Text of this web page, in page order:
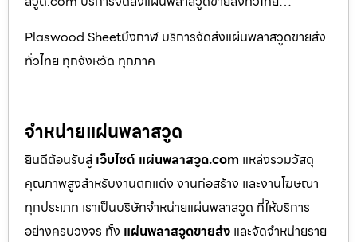
Plaswood Sheetบึงกาฬ บริการจัดส่งแผ่นพลาสวูดขายส่ง
ทั่วไทย ทุกจังหวัด ทุกภาค
จำหน่ายแผ่นพลาสวูด
ยินดีต้อนรับสู่ เว็บไซต์ แผ่นพลาสวูด.com แหล่งรวมวัสดุ
คุณภาพสูงสำหรับงานตกแต่ง งานก่อสร้าง และงานโฆษณา
ทุกประเภท เราเป็นบริษัทจำหน่ายแผ่นพลาสวูด ที่ให้บริการ
อย่างครบวงจร ทั้ง แผ่นพลาสวูดขายส่ง และจัดจำหน่ายราย